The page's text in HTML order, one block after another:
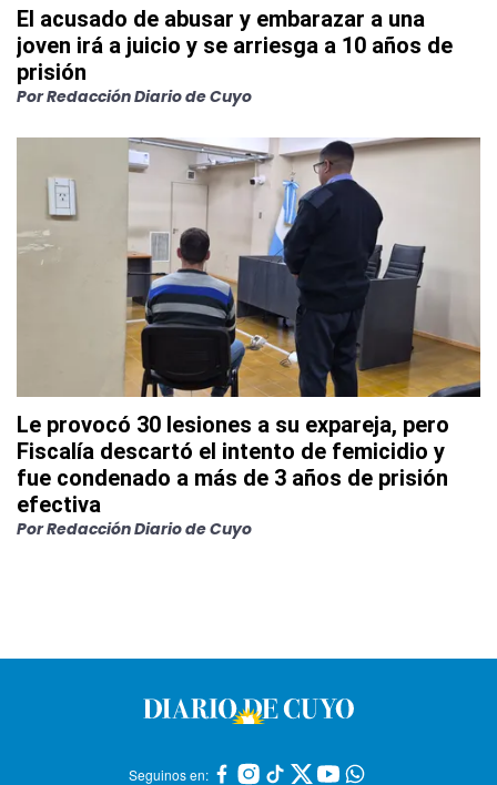
El acusado de abusar y embarazar a una
joven irá a juicio y se arriesga a 10 años de
prisión
PorRedacción Diario de Cuyo
Le provocó 30 lesiones a su expareja, pero
Fiscalía descartó el intento de femicidio y
fue condenado a más de 3 años de prisión
efectiva
PorRedacción Diario de Cuyo
Seguinos en: